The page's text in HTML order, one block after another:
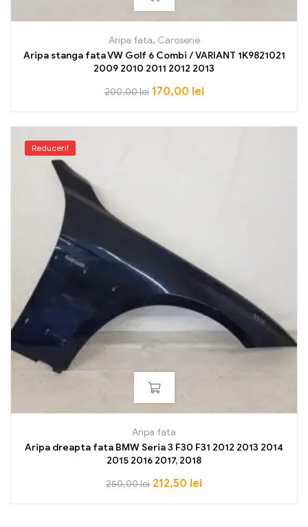
Aripa fata, Caroserie
Aripa stanga fata VW Golf 6 Combi / VARIANT 1K9821021
2009 2010 2011 2012 2013
200,00lei 170,00 lei
Reduceri!
Aripa fata
Aripa dreapta fata BMW Seria 3 F30 F31 2012 2013 2014
2015 2016 2017, 2018
250,00lei 212,50 lei